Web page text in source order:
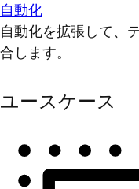
自動化
自動化を拡張して、
合します。
ユースケース